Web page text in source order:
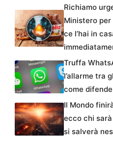
Richiamo
Ministero per
ce l’hai in
Truffa
l’allarme tra
come
Il Mondo
ecco chi sarà
si salverà